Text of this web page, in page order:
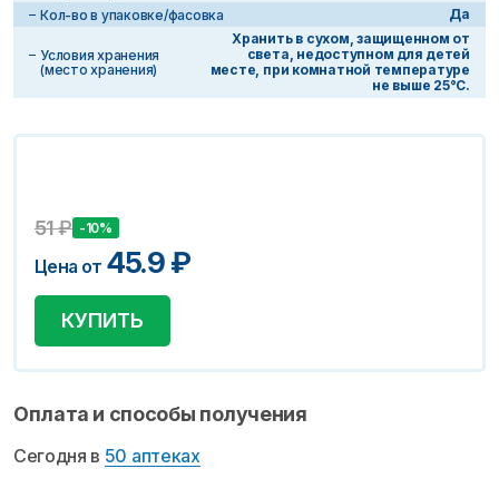
Кол-во в упаковке/фасовка
Да
Условия хранения
(место хранения)
Хранить в сухом, защищенном от
света, недоступном для детей
месте, при комнатной температуре
не выше 25°С.
51₽ -10%
Цена от 45.9₽
КУПИТЬ
Оплата и способы получения
Сегодня в 50 аптеках